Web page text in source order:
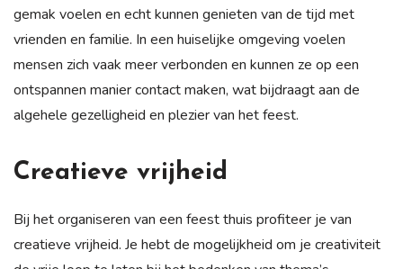
gemak voelen en echt kunnen genieten van de tijd met
vrienden en familie. In een huiselijke omgeving voelen
mensen zich vaak meer verbonden en kunnen ze op een
ontspannen manier contact maken, wat bijdraagt aan de
algehele gezelligheid en plezier van het feest.
Creatieve vrijheid
Bij het organiseren van een feest thuis profiteer je van
creatieve vrijheid. Je hebt de mogelijkheid om je creativiteit